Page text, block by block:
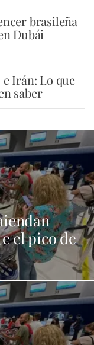
brasileña
Dubái
Irán: Lo que
saber
el pico de